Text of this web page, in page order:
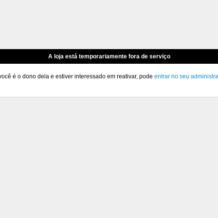
A loja está temporariamente fora de serviço
é o dono dela e estiver interessado em reativar, pode entrar no seu